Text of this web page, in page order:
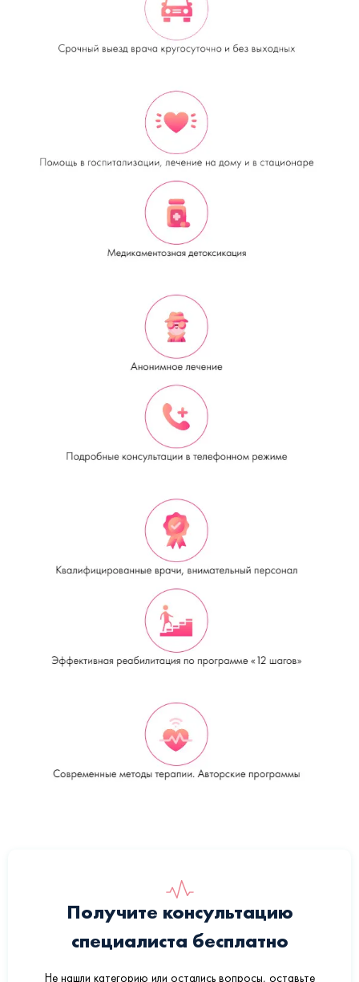
Получите консультацию
специалиста бесплатно
Не нашли категорию или остались вопросы, оставьте